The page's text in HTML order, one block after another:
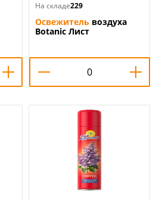
На складе229
Освежитель воздуха
Botanic Лист